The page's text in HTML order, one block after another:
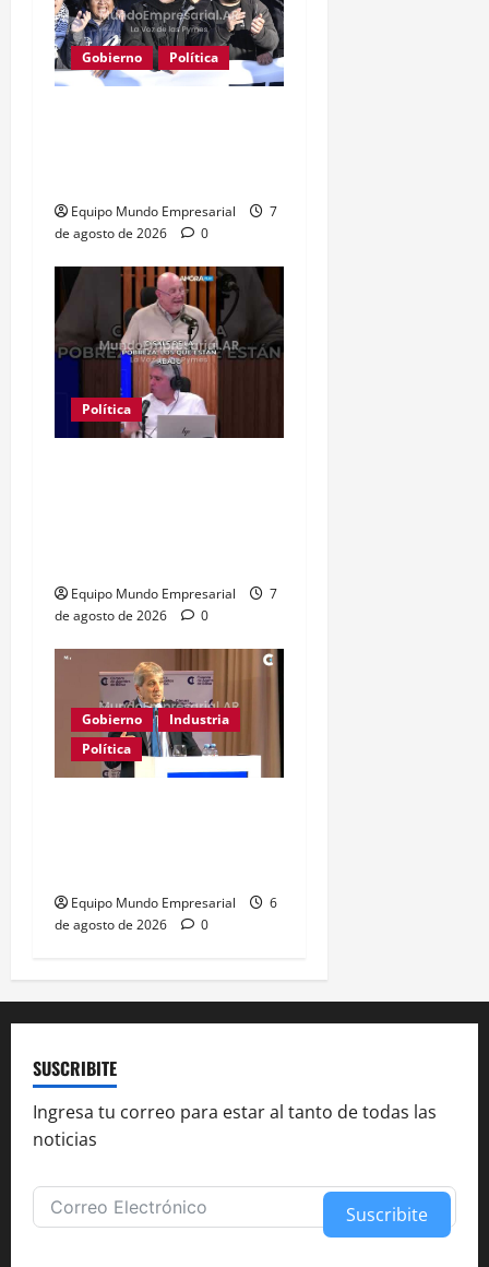
Gobierno Política
Equipo Mundo Empresarial
7
de agosto de 2026
0
Política
Equipo Mundo Empresarial
7
de agosto de 2026
0
Gobierno
Industria
Política
Equipo Mundo Empresarial
6
de agosto de 2026
0
SUSCRIBITE
Ingresa tu correo para estar al tanto de todas las
noticias
Suscribite